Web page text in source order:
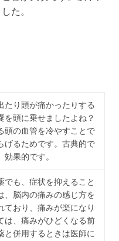
た。
たり頭が痛かったりする
を頭に乗せましたよね？
頭の血管を冷やすことで
げるためです。古典的で
果的です。
でも、症状を抑えること
、脳内の痛みの感じ方を
ており、痛みが楽になり
は、痛みがひどくなる前
と併用するときは医師に